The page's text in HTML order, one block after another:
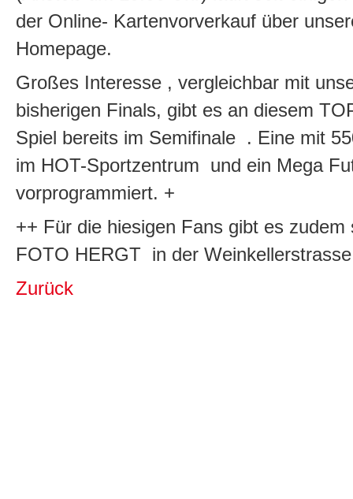
der Online- Kartenvorverkauf über
Homepage.
Großes Interesse , vergleichbar mit
bisherigen Finals, gibt es an diesem
Spiel bereits im Semifinale . Eine mit
im HOT-Sportzentrum und ein Mega
vorprogrammiert. +
++ Für die hiesigen Fans gibt es
FOTO HERGT in der
Zurück